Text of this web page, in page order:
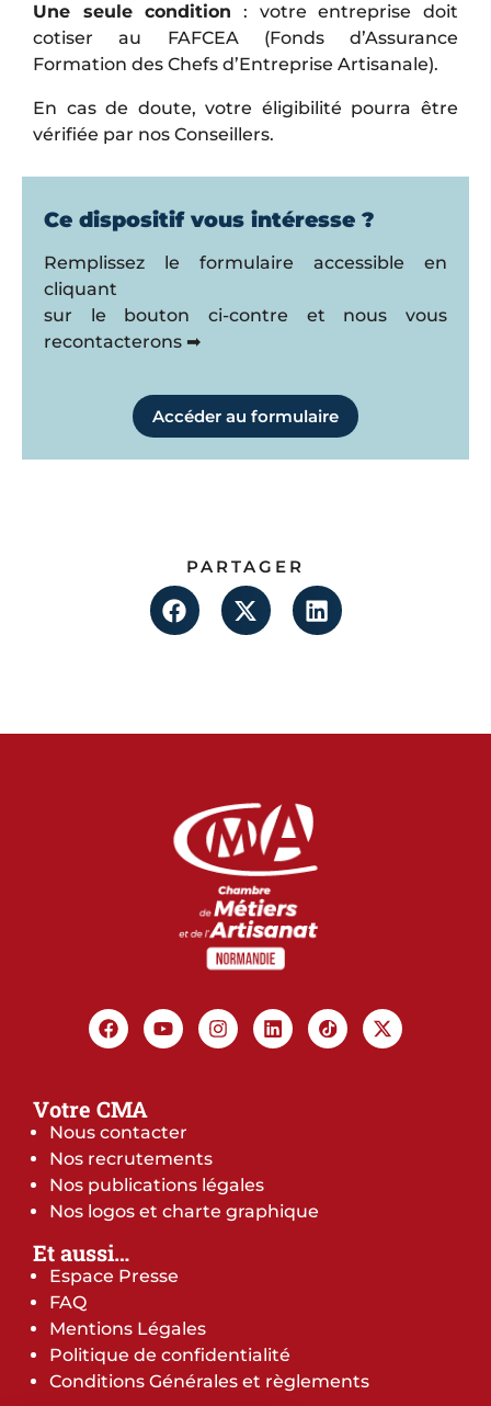
Une seule condition : votre entreprise doit
cotiser au FAFCEA (Fonds d’Assurance
Formation des Chefs d’Entreprise Artisanale).
En cas de doute, votre éligibilité pourra être
vérifiée par nos Conseillers.
Ce dispositif vous intéresse ?
Remplissez le formulaire accessible en
cliquant
sur le bouton ci-contre et nous vous
recontacterons ➡
Accéder au formulaire
PARTAGER
Votre CMA
Nous contacter
Nos recrutements
Nos publications légales
Nos logos et charte graphique
Et aussi…
Espace Presse
FAQ
Mentions Légales
Politique de confidentialité
Conditions Générales et règlements